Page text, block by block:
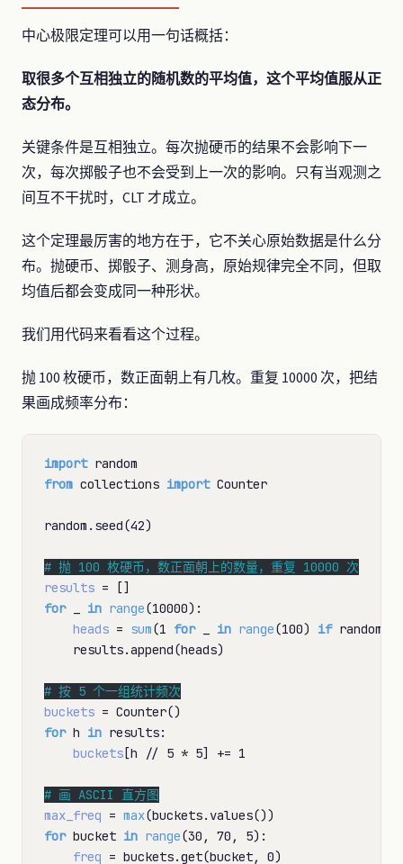
中心极限定理可以用一句话概括：
取很多个互相独立的随机数的平均值，这个平均值服从正
态分布。
关键条件是互相独立。每次抛硬币的结果不会影响下一
次，每次掷骰子也不会受到上一次的影响。只有当观测之
间互不干扰时，CLT 才成立。
这个定理最厉害的地方在于，它不关心原始数据是什么分
布。抛硬币、掷骰子、测身高，原始规律完全不同，但取
均值后都会变成同一种形状。
我们用代码来看看这个过程。
抛 100 枚硬币，数正面朝上有几枚。重复 10000 次，把结
果画成频率分布：
import
from collections import Counter
random.seed(42)
#
results =
for _ in range(10000):
heads = sum(1 for _ in range(100) if
    results.append(heads)
#
buckets =
for h in results:
buckets [h // 5 * 5] += 1
#
max_freq = max
for bucket in range(30, 70, 5):
freq = buckets.get(bucket, 0)